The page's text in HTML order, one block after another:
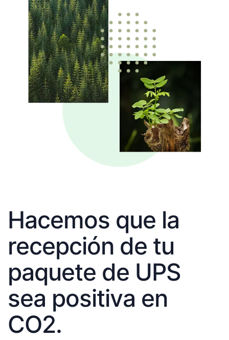
Hacemos que la
recepción de tu
paquete de UPS
sea positiva en
CO2.